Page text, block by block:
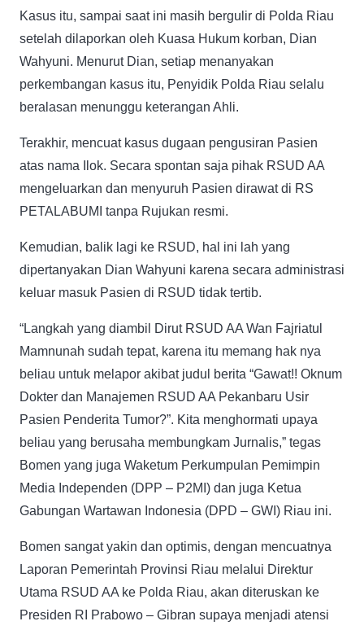
Kasus itu, sampai saat ini masih bergulir di Polda Riau
setelah dilaporkan oleh Kuasa Hukum korban, Dian
Wahyuni. Menurut Dian, setiap menanyakan
perkembangan kasus itu, Penyidik Polda Riau selalu
beralasan menunggu keterangan Ahli.
Terakhir, mencuat kasus dugaan pengusiran Pasien
atas nama Ilok. Secara spontan saja pihak RSUD AA
mengeluarkan dan menyuruh Pasien dirawat di RS
PETALABUMI tanpa Rujukan resmi.
Kemudian, balik lagi ke RSUD, hal ini lah yang
dipertanyakan Dian Wahyuni karena secara administrasi
keluar masuk Pasien di RSUD tidak tertib.
“Langkah yang diambil Dirut RSUD AA Wan Fajriatul
Mamnunah sudah tepat, karena itu memang hak nya
beliau untuk melapor akibat judul berita “Gawat!! Oknum
Dokter dan Manajemen RSUD AA Pekanbaru Usir
Pasien Penderita Tumor?”. Kita menghormati upaya
beliau yang berusaha membungkam Jurnalis,” tegas
Bomen yang juga Waketum Perkumpulan Pemimpin
Media Independen (DPP – P2MI) dan juga Ketua
Gabungan Wartawan Indonesia (DPD – GWI) Riau ini.
Bomen sangat yakin dan optimis, dengan mencuatnya
Laporan Pemerintah Provinsi Riau melalui Direktur
Utama RSUD AA ke Polda Riau, akan diteruskan ke
Presiden RI Prabowo – Gibran supaya menjadi atensi